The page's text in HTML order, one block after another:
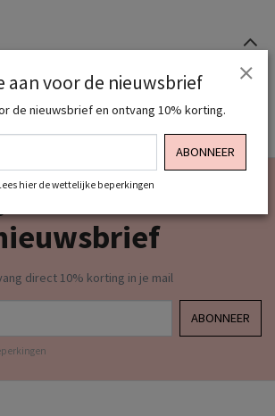
maat
aan voor onze
direct 10% korting in je mail
ABONNEER
aan voor de nieuwsbrief
de nieuwsbrief en ontvang 10% korting.
ABONNEER
hier de wettelijke beperkingen